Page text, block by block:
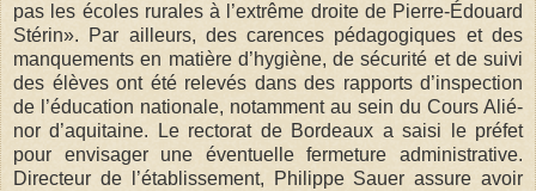
pas les écoles rurales à l’extrême droite de Pierre-Édouard
Sté­rin». Par ailleurs, des carences péda­go­giques et des
man­que­ments en matière d’hygiène, de sécu­rité et de suivi
des élèves ont été rele­vés dans des rap­ports d’ins­pec­tion
de l’édu­ca­tion natio­nale, notam­ment au sein du Cours Alié­
nor d’aqui­taine. Le rec­to­rat de Bor­deaux a saisi le pré­fet
pour envi­sa­ger une éven­tuelle fer­me­ture admi­nis­tra­tive.
Direc­teur de l’éta­blis­se­ment, Phi­lippe Sauer assure avoir